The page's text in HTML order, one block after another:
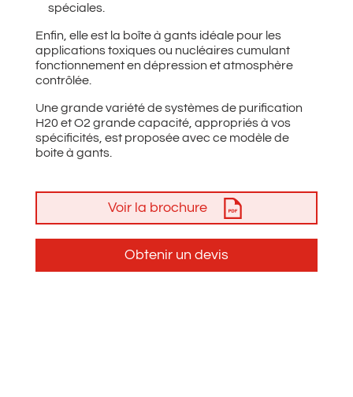
spéciales.
Enfin, elle est la boîte à gants idéale pour les
applications toxiques ou nucléaires cumulant
fonctionnement en dépression et atmosphère
contrôlée.
Une grande variété de systèmes de purification
H20 et O2 grande capacité, appropriés à vos
spécificités, est proposée avec ce modèle de
boite à gants.
Voir la brochure
Obtenir un devis